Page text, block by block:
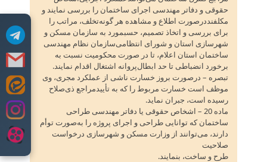
Skip
content
حقوقی و دفاتر مهندسی اجرای ساختمان را بررسی نمایند و
مکلفنددرصورت اطلاع و مشاهده هر گونه‌تخلف‌، مراتب را
برای بررسی و اتخاذ تصمیم‌، حسبمورد به سازمان مسکن و
شهرسازی استان و شورای انتظامی‌سازمان نظام مهندسی
ساختمان استان اعلام‌، تا در صورت محکومیت نسبت به
برخورد انضباطی تا حد ابطال‌پروانه اشتغال اقدام نمایند.
تبصره – درصورت بروز خسارت ناشی از عملکرد مجری‌، وی
موظف است خسارت مربوط را که به تأییدمراجع ذی‌صلاح
رسیده است‌، جبران نماید.
ماده 20 – اشخاص حقوقی یا دفاتر مهندسی طراحی
ساختمان که توانایی طراحی و اجرای پروژه را به‌صورت توأم
دارند، می‌توانند از وزارت مسکن و شهرسازی درخواست
صلاحیت
طرح و ساخت‌، بنمایند.